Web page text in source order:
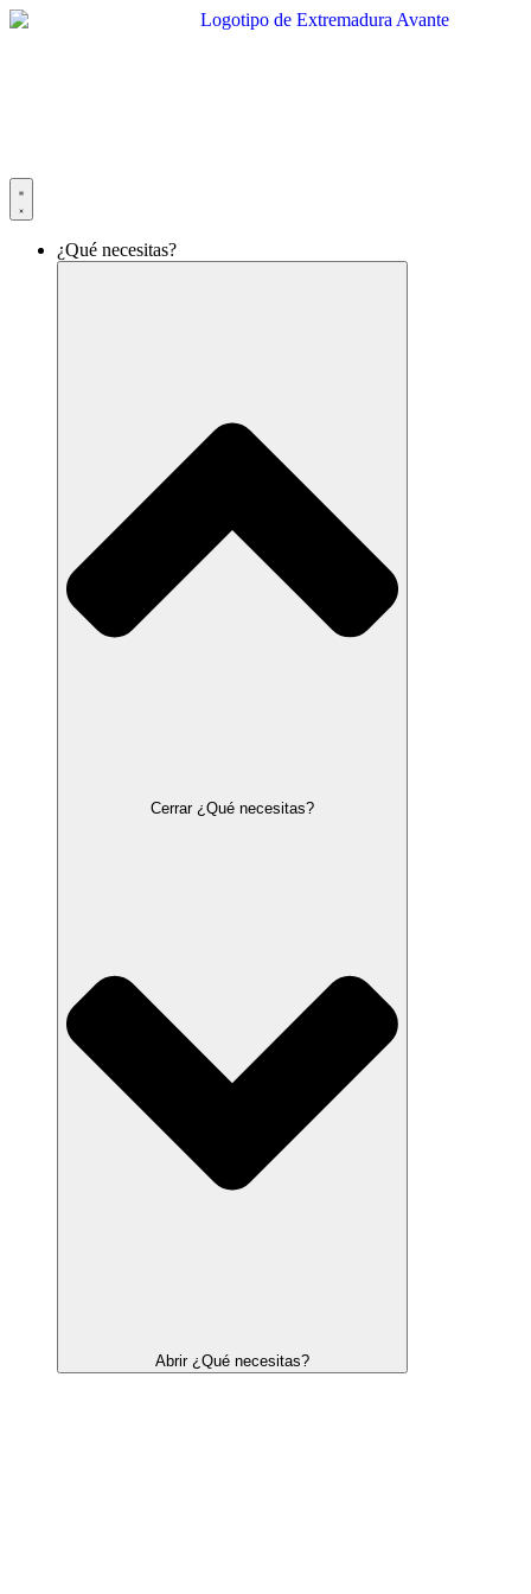
Ir
¿Qué necesitas?
Cerrar ¿Qué necesitas?
Abrir ¿Qué necesitas?